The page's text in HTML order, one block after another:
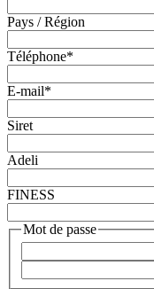
Pays / Région
Téléphone*
E-mail*
Siret
Adeli
FINESS
Mot de passe